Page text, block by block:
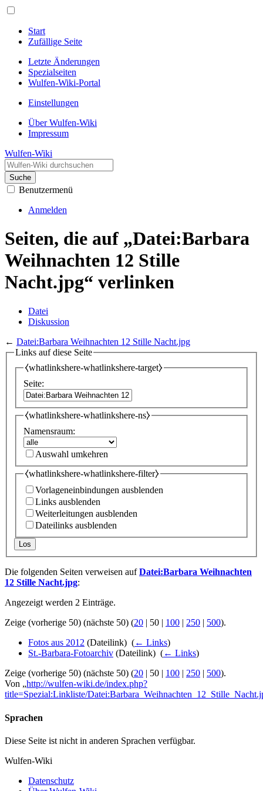
Start
Zufällige Seite
Letzte Änderungen
Spezialseiten
Wulfen-Wiki-Portal
Einstellungen
Über Wulfen-Wiki
Impressum
Wulfen-Wiki
Suche
Benutzermenü
Anmelden
Seiten, die auf „Datei:Barbara
Weihnachten 12 Stille
Nacht.jpg“ verlinken
Datei
Diskussion
← Datei:Barbara Weihnachten 12 Stille Nacht.jpg
Links auf diese Seite
⧼whatlinkshere-whatlinkshere-target⧽
Seite:
⧼whatlinkshere-whatlinkshere-ns⧽
Namensraum:
Auswahl umkehren
⧼whatlinkshere-whatlinkshere-filter⧽
Vorlageneinbindungen ausblenden
Links ausblenden
Weiterleitungen ausblenden
Dateilinks ausblenden
Los
Die folgenden Seiten verweisen aufDatei:Barbara Weihnachten
12 Stille Nacht.jpg:
Angezeigt werden 2 Einträge.
Zeige (vorherige 50) (nächste 50) (20 | 50 | 100 | 250 | 500).
Fotos aus 2012 (Dateilink) ‎ (← Links)
St.-Barbara-Fotoarchiv (Dateilink) ‎ (← Links)
Zeige (vorherige 50) (nächste 50) (20 | 50 | 100 | 250 | 500).
Von „http://wulfen-wiki.de/index.php?
title=Spezial:Linkliste/
Sprachen
Diese Seite ist nicht in anderen Sprachen verfügbar.
Wulfen-Wiki
Datenschutz